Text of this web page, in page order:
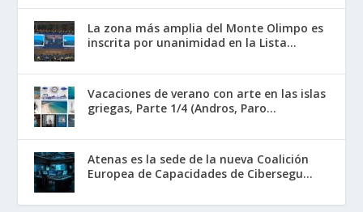
La zona más amplia del Monte Olimpo es
inscrita por unanimidad en la Lista...
Vacaciones de verano con arte en las islas
griegas, Parte 1/4 (Andros, Paro...
Atenas es la sede de la nueva Coalición
Europea de Capacidades de Cibersegu...